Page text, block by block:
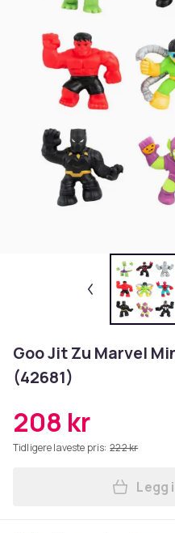
Goo Jit Zu Marvel
(42681)
208 kr
Tidligere laveste pris: 222 kr
Legg